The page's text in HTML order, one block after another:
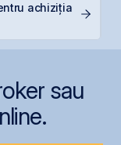
achiziția
sau